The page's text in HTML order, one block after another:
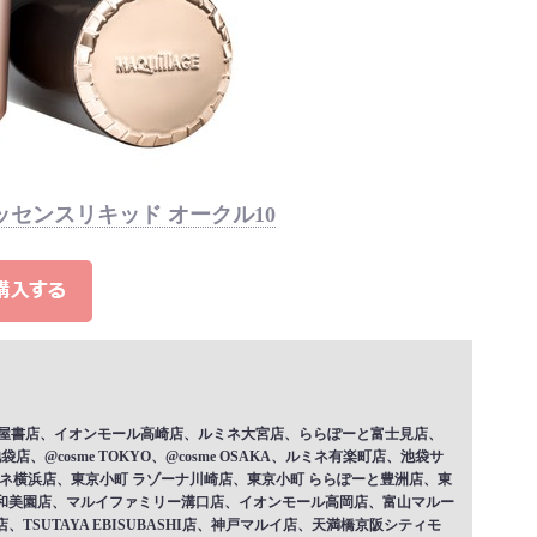
ンスリキッド オークル10
店、イオンモール高崎店、ルミネ大宮店、ららぽーと富士見店、
店、@cosme TOKYO、@cosme OSAKA、ルミネ有楽町店、池袋サ
横浜店、東京小町 ラゾーナ川崎店、東京小町 ららぽーと豊洲店、東
園店、マルイファミリー溝口店、イオンモール高岡店、富山マルー
、TSUTAYA EBISUBASHI店、神戸マルイ店、天満橋京阪シティモ